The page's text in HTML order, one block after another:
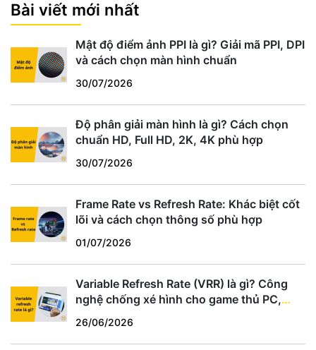
Bài viết mới nhất
Mật độ điểm ảnh PPI là gì? Giải mã PPI, DPI
và cách chọn màn hình chuẩn
30/07/2026
Độ phân giải màn hình là gì? Cách chọn
chuẩn HD, Full HD, 2K, 4K phù hợp
30/07/2026
Frame Rate vs Refresh Rate: Khác biệt cốt
lõi và cách chọn thông số phù hợp
01/07/2026
Variable Refresh Rate (VRR) là gì? Công
nghệ chống xé hình cho game thủ PC,
PS5, Xbox
26/06/2026